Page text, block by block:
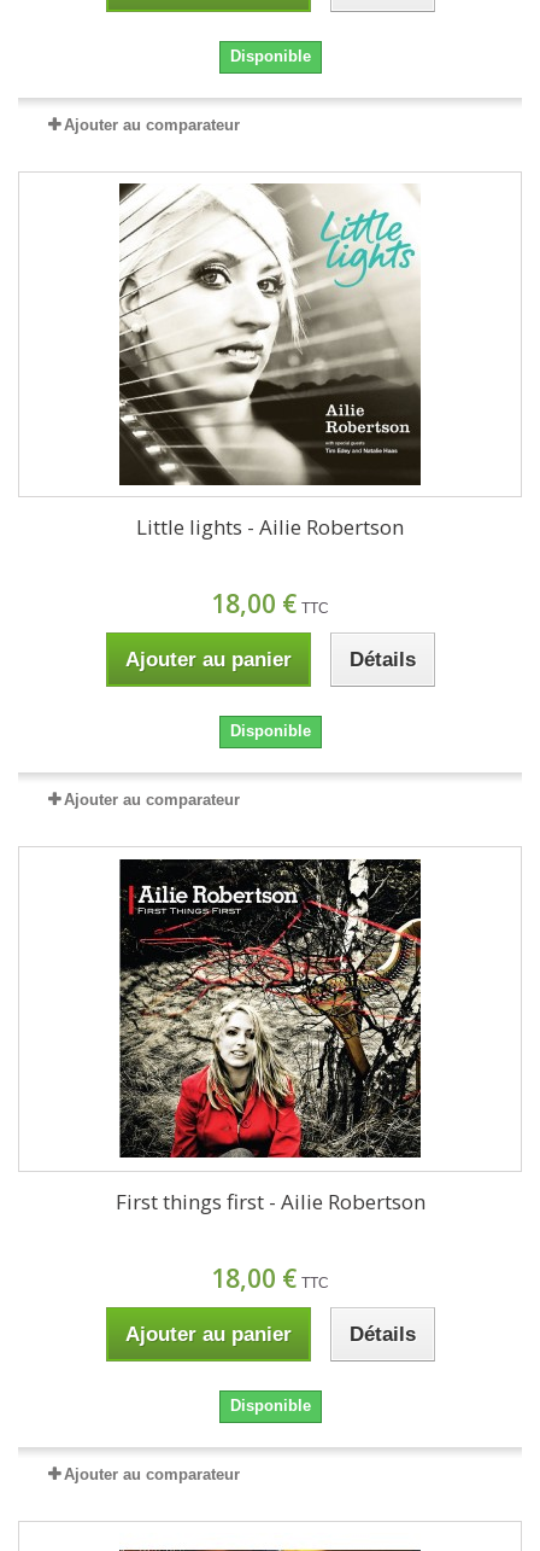
Disponible
Ajouter au comparateur
Little lights - Ailie Robertson
18,00 € TTC
Ajouter au panier Détails
Disponible
Ajouter au comparateur
First things first - Ailie Robertson
18,00 € TTC
Ajouter au panier Détails
Disponible
Ajouter au comparateur